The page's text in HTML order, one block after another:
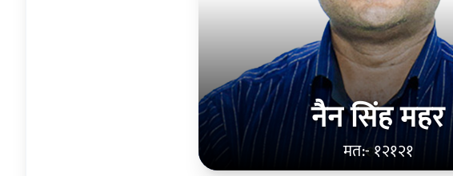
नैन सिंह महर
मत:- १२१२१